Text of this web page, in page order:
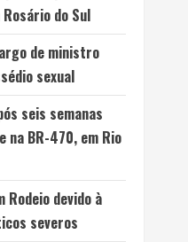
do Sul
de ministro
sexual
seis semanas
na BR-470, em Rio
Rodeio devido à
severos